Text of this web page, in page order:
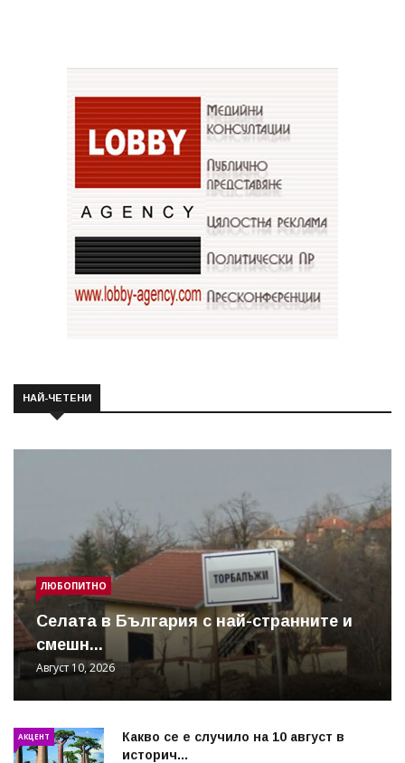
НАЙ-ЧЕТЕНИ
ЛЮБОПИТНО
Cелата в България с най-странните и
смешн...
Август 10, 2026
АКЦЕНТ
Какво се е случило на 10 август в
историч...